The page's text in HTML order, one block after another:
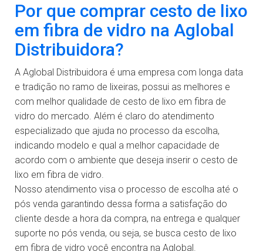
Por que comprar cesto de lixo
em fibra de vidro na Aglobal
Distribuidora?
A Aglobal Distribuidora é uma empresa com longa data
e tradição no ramo de lixeiras, possui as melhores e
com melhor qualidade de cesto de lixo em fibra de
vidro do mercado. Além é claro do atendimento
especializado que ajuda no processo da escolha,
indicando modelo e qual a melhor capacidade de
acordo com o ambiente que deseja inserir o cesto de
lixo em fibra de vidro.
Nosso atendimento visa o processo de escolha até o
pós venda garantindo dessa forma a satisfação do
cliente desde a hora da compra, na entrega e qualquer
suporte no pós venda, ou seja, se busca cesto de lixo
em fibra de vidro você encontra na Aglobal.